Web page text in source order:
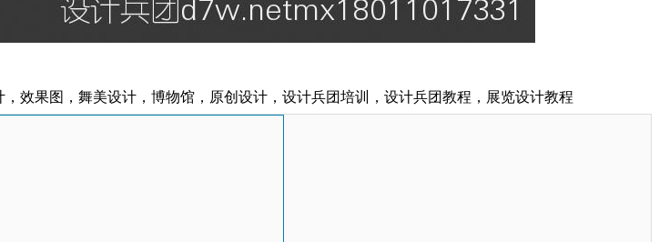
效果图，舞美设计，博物馆，原创设计，设计兵团培训，设计兵团教程，展览设计教程